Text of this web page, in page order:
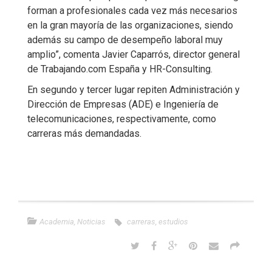
forman a profesionales cada vez más necesarios
en la gran mayoría de las organizaciones, siendo
además su campo de desempeño laboral muy
amplio”, comenta Javier Caparrós, director general
de Trabajando.com España y HR-Consulting.
En segundo y tercer lugar repiten Administración y
Dirección de Empresas (ADE) e Ingeniería de
telecomunicaciones, respectivamente, como
carreras más demandadas.
Academia, Noticias carreras, estudios